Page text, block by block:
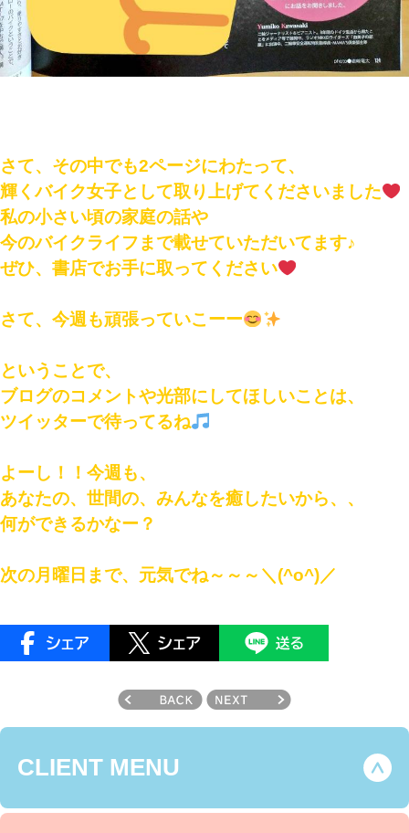
さて、その中でも2ページにわたって、
輝くバイク女子として取り上げてくださいました
私の小さい頃の家庭の話や
今のバイクライフまで載せていただいてます♪
ぜひ、書店でお手に取ってください
さて、今週も頑張っていこーー
ということで、
ブログのコメントや光部にしてほしいことは、
ツイッターで待ってるね
よーし！！今週も、
あなたの、世間の、みんなを癒したいから、、
何ができるかなー？
次の月曜日まで、元気でね～～～＼(^o^)／
CLIENT MENU